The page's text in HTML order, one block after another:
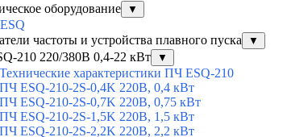
оборудование ▼
частоты и устройства плавного пуска
▼
210 220/380В 0,4-22 кВт ▼
Технические характеристики ПЧ ESQ-210
ПЧ ESQ-210-2S-0,4K 220В, 0,4 кВт
ПЧ ESQ-210-2S-0,7K 220В, 0,75 кВт
ПЧ ESQ-210-2S-1,5K 220В, 1,5 кВт
ПЧ ESQ-210-2S-2,2K 220В, 2,2 кВт